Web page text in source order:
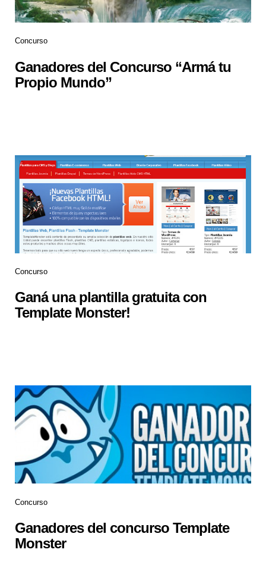
Concurso
Ganadores del Concurso “Armá tu
Propio Mundo”
Concurso
Ganá una plantilla gratuita con
Template Monster!
Concurso
Ganadores del concurso Template
Monster